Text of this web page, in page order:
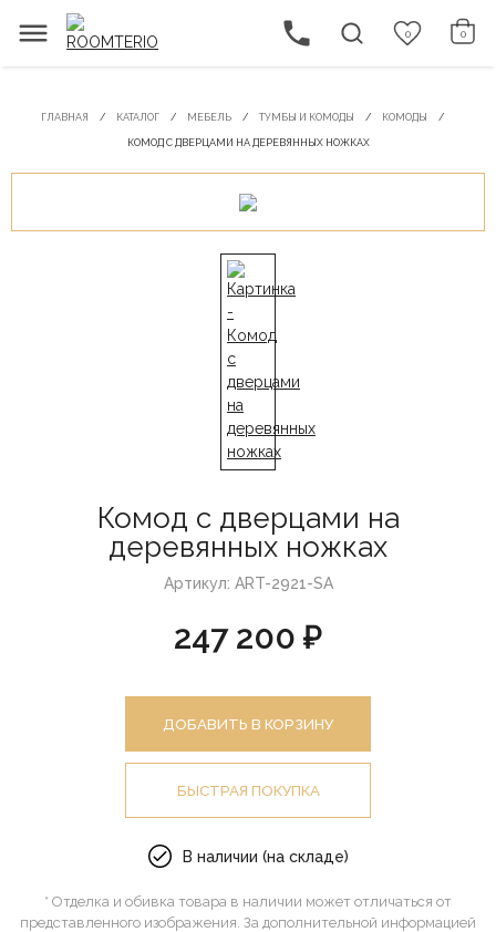
0 0
ГЛАВНАЯ КАТАЛОГ МЕБЕЛЬ ТУМБЫ И КОМОДЫ КОМОДЫ
КОМОД С ДВЕРЦАМИ НА ДЕРЕВЯННЫХ НОЖКАХ
Комод с дверцами на
деревянных ножках
Артикул: ART-2921-SA
247 200 ₽
ДОБАВИТЬ В КОРЗИНУ
БЫСТРАЯ ПОКУПКА
В наличии (на складе)
* Отделка и обивка товара в наличии может отличаться от
представленного изображения. За дополнительной информацией